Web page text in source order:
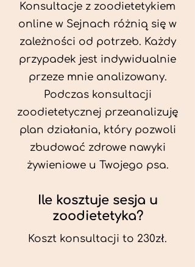
Konsultacje z zoodietetykiem
online w Sejnach różnią się w
zależności od potrzeb. Każdy
przypadek jest indywidualnie
przeze mnie analizowany.
Podczas konsultacji
zoodietetycznej przeanalizuję
plan działania, który pozwoli
zbudować zdrowe nawyki
żywieniowe u Twojego psa.
Ile kosztuje sesja u
zoodietetyka?
Koszt konsultacji to 230zł.